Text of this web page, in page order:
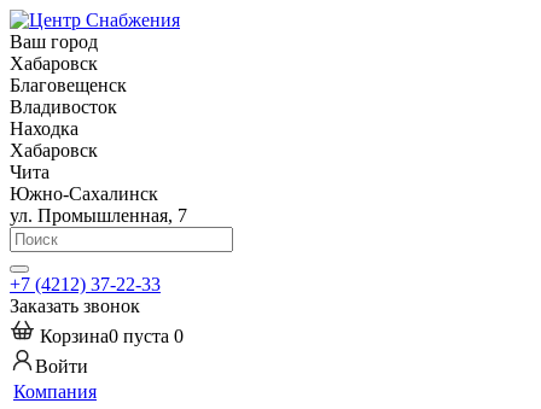
Ваш город
Хабаровск
Благовещенск
Владивосток
Находка
Хабаровск
Чита
Южно-Сахалинск
ул. Промышленная, 7
+7 (4212) 37-22-33
Заказать звонок
Корзина0 пуста 0
Войти
Компания